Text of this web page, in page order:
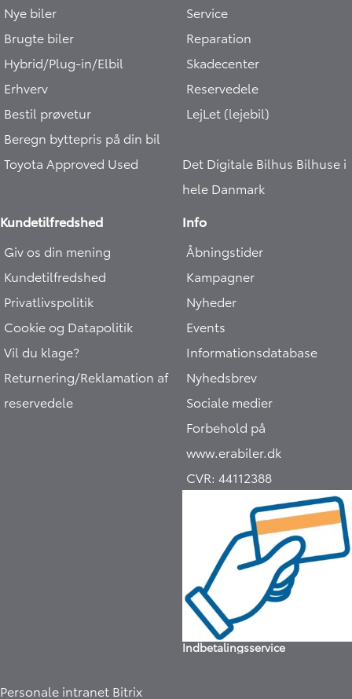
Nye biler
Brugte biler
Hybrid/Plug-in/Elbil
Erhverv
Bestil prøvetur
Beregn byttepris på din bil
Toyota Approved Used
Service
Reparation
Skadecenter
Reservedele
LejLet (lejebil)
Det Digitale Bilhus Bilhuse i
hele Danmark
Kundetilfredshed
Giv os din mening
Kundetilfredshed
Privatlivspolitik
Cookie og Datapolitik
Vil du klage?
Returnering/Reklamation af
reservedele
Info
Åbningstider
Kampagner
Nyheder
Events
Informationsdatabase
Nyhedsbrev
Sociale medier
Forbehold på
www.erabiler.dk
CVR:44112388
Indbetalingsservice
Personale intranet Bitrix
Hej 🖐 Vil du vide,
hvad din bil er værd?
19:06-Erabiler.dk